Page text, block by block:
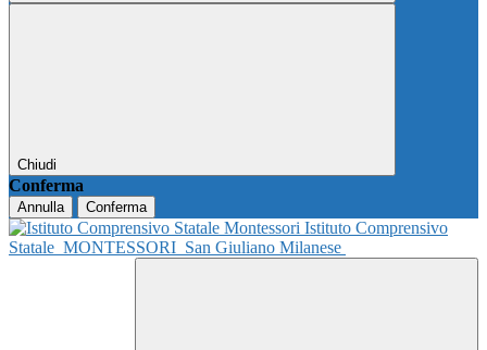
Chiudi
Conferma
Annulla Conferma
Istituto Comprensivo
Statale MONTESSORI San Giuliano Milanese